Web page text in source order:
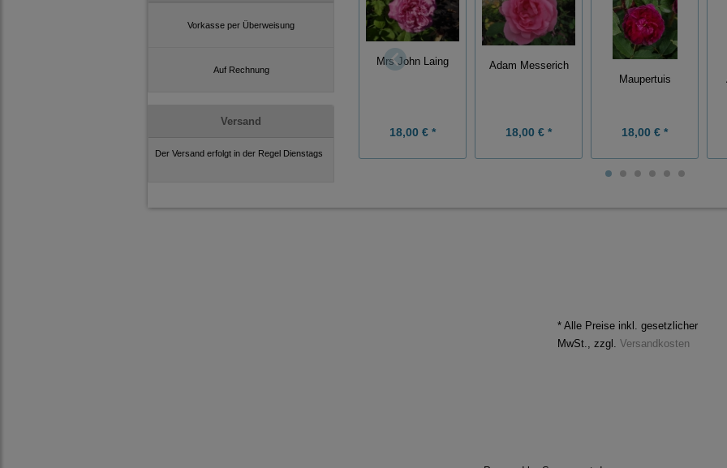
Vorkasse per Überweisung
Auf Rechnung
Versand
Der Versand erfolgt in der Regel Dienstags
Mrs John Laing
18,00 € *
Adam Messerich
18,00 € *
Maupertuis
18,00 € *
* Alle Preise inkl. gesetzlicher
MwSt., zzgl. Versandkosten